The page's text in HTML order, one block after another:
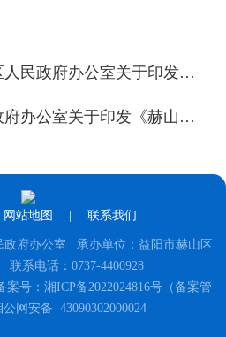
关于《益阳市赫山区人民政府办公室关于印发赫山区财政专项资金管理办法的通知》的解读（附音频解读）
益阳市赫山区人民政府办公室关于印发《赫山区财政专项资金管理办法》的通知
网站地图 联系我们
政府办公室 承办单位：益阳市赫山区
系电话：0737-4400928
案号：湘ICP备2022024816号（备案管
公网安备 43090302000024